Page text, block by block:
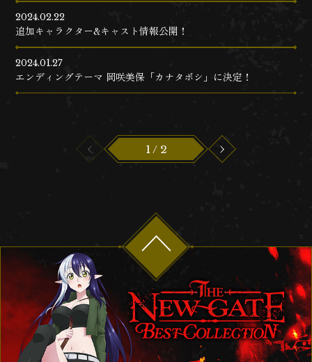
2024.02.22
追加キャラクター&キャスト情報公開！
2024.01.27
エンディングテーマ 岡咲美保「カナタボシ」に決定！
1 / 2